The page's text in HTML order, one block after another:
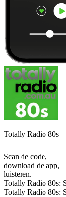
Totally Radio 80s
Scan de code,
download de app,
luisteren.
Totally Radio 80s:
Totally Radio 80s: